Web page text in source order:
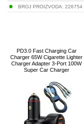
BROJ PROIZVODA: 226754
PD3.0 Fast Charging Car
Charger 65W Cigarette Lighter
Charger Adapter 3-Port 100W
Super Car Charger